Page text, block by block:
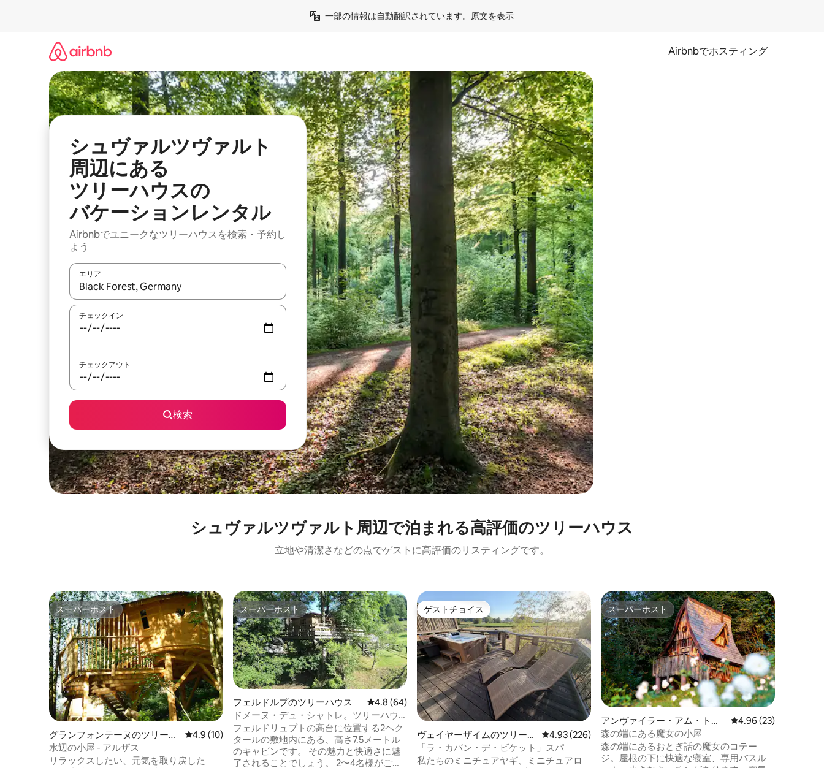
一部の情報は自動翻訳されています。 原文を表示
Airbnbでホスティング
シュヴァルツヴァルト
周⁠辺⁠にあ⁠る
ツ⁠リ⁠ー⁠ハ⁠ウ⁠ス⁠の
バ⁠ケ⁠ー⁠シ⁠ョ⁠ンレ⁠ン⁠タ⁠ル
Airbnbでユニークなツリーハウスを検索・予約し
よう
エリア
検索結果が表示されたら、上下の矢印キーを使って移動するか、画面をタッチまたはスワイプして検索結果を確認することができます。
チェックイン
チェックアウト
検索
シュヴァルツヴァルト⁠周⁠辺⁠で泊⁠ま⁠れ⁠る高⁠評⁠価⁠のツ⁠リ⁠ー⁠ハ⁠ウ⁠ス
立地や清潔さなどの点でゲストに高評価のリスティングです。
スーパーホスト
スーパーホスト
グランフォンテーヌのツリーハ
ウス
レビュー10件、5つ星中4.9つ星の平均評価
4.9 (10)
水辺の小屋 - アルザス
リラックスしたい、元気を取り戻した
スーパーホスト
スーパーホスト
フェルドルプのツリーハウス レビュー64件、5つ星中4.8つ星の平均評価
4.8 (64)
ドメーヌ・デュ・シャトレ。ツリーハウ
ス
フェルドリュプトの高台に位置する2ヘク
タールの敷地内にある、高さ7.5メートル
のキャビンです。 その魅力と快適さに魅
了されることでしょう。 2〜4名様がご宿
ゲストチョイス
ゲストチョイス
ヴェイヤーザイムのツリーハ
ウス
レビュー226件、5つ星中4.93つ星の平均評価
4.93 (226)
「ラ・カバン・デ・ビケット」スパ
私たちのミニチュアヤギ、ミニチュアロ
スーパーホスト
スーパーホスト
アンヴァイラー・アム・トリ
フェルスのツリーハウス
レビュー23件、5つ星
4.96 (23)
森の端にある魔女の小屋
森の端にあるおとぎ話の魔女のコテー
ジ。屋根の下に快適な寝室、専用バスル